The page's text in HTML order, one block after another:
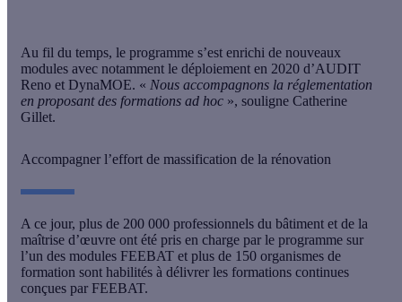
Au fil du temps, le programme s’est enrichi de nouveaux
modules avec notamment le déploiement en 2020 d’AUDIT
Reno et DynaMOE. « Nous accompagnons la réglementation
en proposant des formations ad hoc », souligne Catherine
Gillet.
Accompagner l’effort de massification de la rénovation
A ce jour, plus de 200 000 professionnels du bâtiment et de la
maîtrise d’œuvre ont été pris en charge par le programme sur
l’un des modules FEEBAT et plus de 150 organismes de
formation sont habilités à délivrer les formations continues
conçues par FEEBAT.